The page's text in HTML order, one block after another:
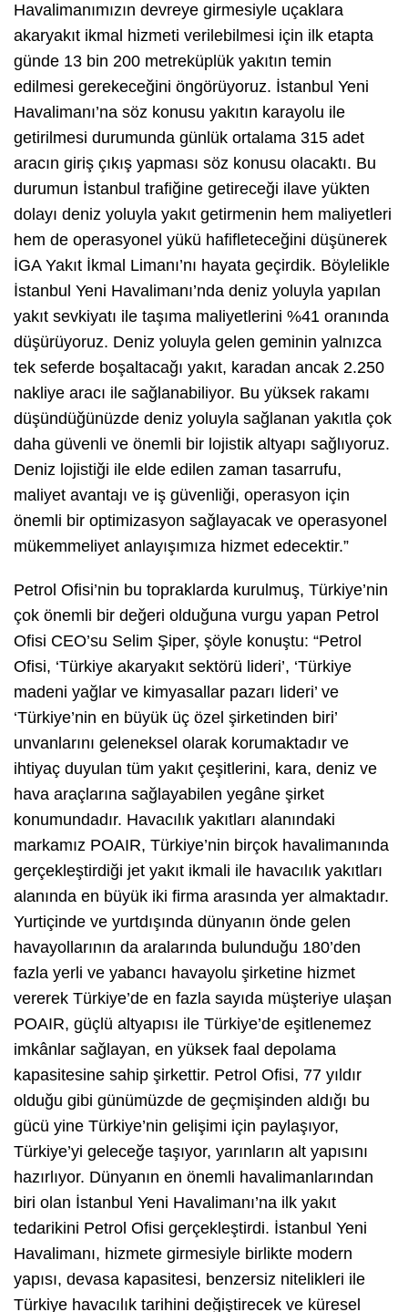
Havalimanımızın devreye girmesiyle uçaklara
akaryakıt ikmal hizmeti verilebilmesi için ilk etapta
günde 13 bin 200 metreküplük yakıtın temin
edilmesi gerekeceğini öngörüyoruz. İstanbul Yeni
Havalimanı’na söz konusu yakıtın karayolu ile
getirilmesi durumunda günlük ortalama 315 adet
aracın giriş çıkış yapması söz konusu olacaktı. Bu
durumun İstanbul trafiğine getireceği ilave yükten
dolayı deniz yoluyla yakıt getirmenin hem maliyetleri
hem de operasyonel yükü hafifleteceğini düşünerek
İGA Yakıt İkmal Limanı’nı hayata geçirdik. Böylelikle
İstanbul Yeni Havalimanı’nda deniz yoluyla yapılan
yakıt sevkiyatı ile taşıma maliyetlerini %41 oranında
düşürüyoruz. Deniz yoluyla gelen geminin yalnızca
tek seferde boşaltacağı yakıt, karadan ancak 2.250
nakliye aracı ile sağlanabiliyor. Bu yüksek rakamı
düşündüğünüzde deniz yoluyla sağlanan yakıtla çok
daha güvenli ve önemli bir lojistik altyapı sağlıyoruz.
Deniz lojistiği ile elde edilen zaman tasarrufu,
maliyet avantajı ve iş güvenliği, operasyon için
önemli bir optimizasyon sağlayacak ve operasyonel
mükemmeliyet anlayışımıza hizmet edecektir.”
Petrol Ofisi’nin bu topraklarda kurulmuş, Türkiye’nin
çok önemli bir değeri olduğuna vurgu yapan Petrol
Ofisi CEO’su Selim Şiper, şöyle konuştu: “Petrol
Ofisi, ‘Türkiye akaryakıt sektörü lideri’, ‘Türkiye
madeni yağlar ve kimyasallar pazarı lideri’ ve
‘Türkiye’nin en büyük üç özel şirketinden biri’
unvanlarını geleneksel olarak korumaktadır ve
ihtiyaç duyulan tüm yakıt çeşitlerini, kara, deniz ve
hava araçlarına sağlayabilen yegâne şirket
konumundadır. Havacılık yakıtları alanındaki
markamız POAIR, Türkiye’nin birçok havalimanında
gerçekleştirdiği jet yakıt ikmali ile havacılık yakıtları
alanında en büyük iki firma arasında yer almaktadır.
Yurtiçinde ve yurtdışında dünyanın önde gelen
havayollarının da aralarında bulunduğu 180’den
fazla yerli ve yabancı havayolu şirketine hizmet
vererek Türkiye’de en fazla sayıda müşteriye ulaşan
POAIR, güçlü altyapısı ile Türkiye’de eşitlenemez
imkânlar sağlayan, en yüksek faal depolama
kapasitesine sahip şirkettir. Petrol Ofisi, 77 yıldır
olduğu gibi günümüzde de geçmişinden aldığı bu
gücü yine Türkiye’nin gelişimi için paylaşıyor,
Türkiye’yi geleceğe taşıyor, yarınların alt yapısını
hazırlıyor. Dünyanın en önemli havalimanlarından
biri olan İstanbul Yeni Havalimanı’na ilk yakıt
tedarikini Petrol Ofisi gerçekleştirdi. İstanbul Yeni
Havalimanı, hizmete girmesiyle birlikte modern
yapısı, devasa kapasitesi, benzersiz nitelikleri ile
Türkiye havacılık tarihini değiştirecek ve küresel